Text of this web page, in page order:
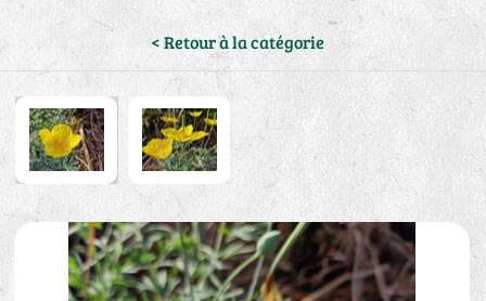
< Retour à la catégorie